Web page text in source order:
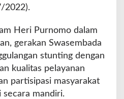
2022).
Heri Purnomo dalam
gerakan Swasembada
stunting dengan
kualitas pelayanan
partisipasi masyarakat
secara mandiri.